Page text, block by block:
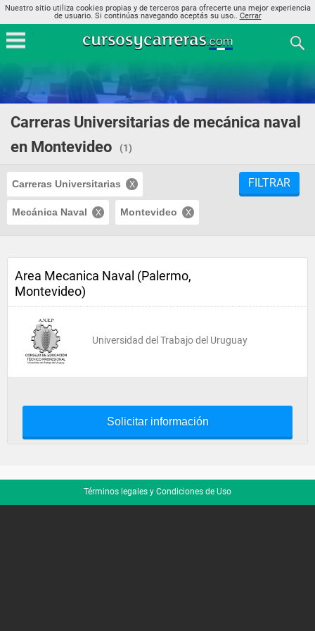
Nuestro sitio utiliza cookies propias y de terceros para ofrecerte una mejor experiencia
de usuario. Si continúas navegando aceptás su uso.. Cerrar
Carreras Universitarias de mecánica naval
en Montevideo
(1)
Carreras Universitarias
Mecánica Naval Montevideo
FILTRAR
Area Mecanica Naval (Palermo,
Montevideo)
Universidad del Trabajo del Uruguay
Solicitar información
Términos legales y Condiciones de Uso